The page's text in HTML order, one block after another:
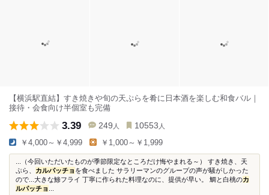
【横浜駅直結】すき焼きや旬の天ぷらを肴に日本酒を楽しむ和食バル｜
接待・会食向け半個室も完備
3.39 249 人 10553 人
￥4,000～￥4,999 ￥1,000～￥1,999
...（今回いただいたものが季節限定なところだけ悔やまれる～） すき焼き、天
ぷら、 カルパッチョ を食べました サラリーマンのグループの声が騒がしかった
ので...大きな鯵フライ 丁寧に作られた料理なのに、提供が早い。 鯛と白桃のカ
ルパッチョ